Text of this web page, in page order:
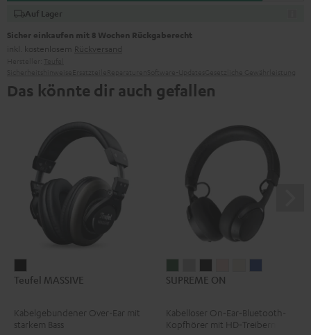
Auf Lager
Sicher einkaufen mit 8 Wochen Rückgaberecht
inkl. kostenlosem Rückversand
Das könnte dir auch gefallen
MASSIVE
Teufel MASSIVE
Kabelgebundener Over-Ear mit
starkem Bass
ON
Green
ON
Gray
ON
BlackGoldWhiteBlue
SUPREME ON
Kabelloser On‑Ear‑Bluetooth-
Kopfhörer mit HD‑Treibern